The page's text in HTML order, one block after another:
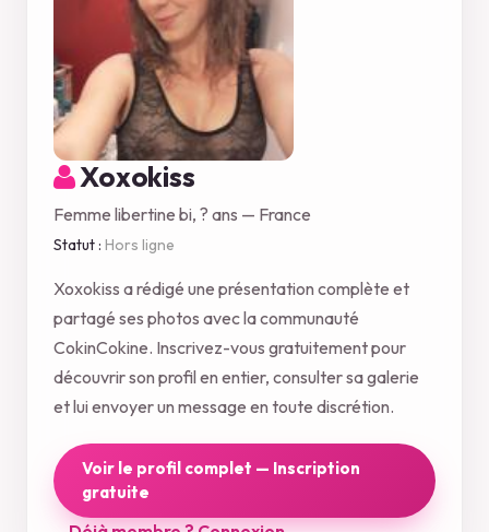
Xoxokiss
Femme libertine bi, ? ans — France
Statut : Hors ligne
Xoxokiss a rédigé une présentation complète et
partagé ses photos avec la communauté
CokinCokine. Inscrivez-vous gratuitement pour
découvrir son profil en entier, consulter sa galerie
et lui envoyer un message en toute discrétion.
Voir le profil complet — Inscription
gratuite